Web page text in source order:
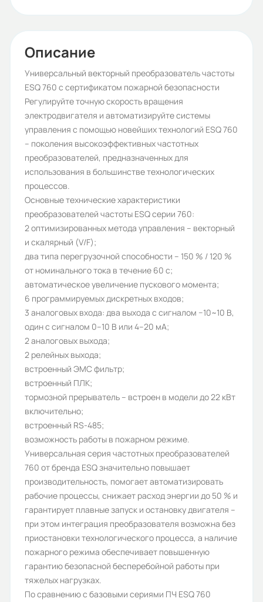
ESQ-760
Бренд:
ESQ
Тип нагрузки:
общепромышленная,
общепромышленная
Рабочее напряжение (В):
0-380
Частота сети (Гц):
0-599 Гц
Номинальный ток (А):
304/330
Протокол связи ModBus:
Да
Количество фаз:
3
Степень защиты (IP):
IP20
Съёмный пульт:
Да
Дискретные входы:
6
Протокол Profibus DP:
опционально
Номинальный выходной ток (А):
304/330
Перегрузочная способность, %:
Описание
Универсальный векторный преобразователь частоты
ESQ 760 с сертификатом пожарной безопасности
Регулируйте точную скорость вращения
электродвигателя и автоматизируйте системы
управления с помощью новейших технологий ESQ 760
– поколения высокоэффективных частотных
преобразователей, предназначенных для
использования в большинстве технологических
процессов.
Основные технические характеристики
преобразователей частоты ESQ серии 760:
2 оптимизированных метода управления – векторный
и скалярный (V/F);
два типа перегрузочной способности – 150 % / 120 %
от номинального тока в течение 60 с;
автоматическое увеличение пускового момента;
6 программируемых дискретных входов;
3 аналоговых входа: два выхода с сигналом −10~10 В,
один с сигналом 0–10 В или 4–20 мA;
2 аналоговых выхода;
2 релейных выхода;
встроенный ЭМС фильтр;
встроенный ПЛК;
тормозной прерыватель – встроен в модели до 22 кВт
включительно;
встроенный RS-485;
возможность работы в пожарном режиме.
Универсальная серия частотных преобразователей
760 от бренда ESQ значительно повышает
производительность, помогает автоматизировать
рабочие процессы, снижает расход энергии до 50 % и
гарантирует плавные запуск и остановку двигателя –
при этом интеграция преобразователя возможна без
приостановки технологического процесса, а наличие
пожарного режима обеспечивает повышенную
гарантию безопасной бесперебойной работы при
тяжелых нагрузках.
По сравнению с базовыми сериями ПЧ ESQ 760